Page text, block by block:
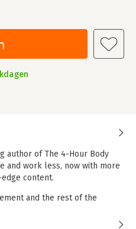
author of The 4-Hour Body
and work less, now with more
content.
and the rest of the
times. Whether your